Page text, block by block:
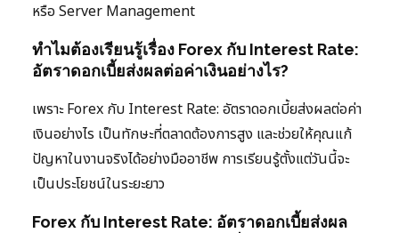
หรือ Server Management
ทำไมต้องเรียนรู้เรื่อง Forex กับ Interest Rate:
อัตราดอกเบี้ยส่งผลต่อค่าเงินอย่างไร?
เพราะ Forex กับ Interest Rate: อัตราดอกเบี้ยส่งผลต่อค่า
เงินอย่างไร เป็นทักษะที่ตลาดต้องการสูง และช่วยให้คุณแก้
ปัญหาในงานจริงได้อย่างมืออาชีพ การเรียนรู้ตั้งแต่วันนี้จะ
เป็นประโยชน์ในระยะยาว
Forex กับ Interest Rate: อัตราดอกเบี้ยส่งผล